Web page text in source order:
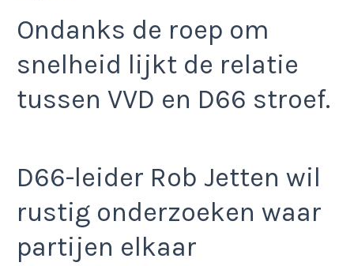
Ondanks de roep om
snelheid lijkt de relatie
tussen VVD en D66 stroef.
D66-leider Rob Jetten wil
rustig onderzoeken waar
partijen elkaar